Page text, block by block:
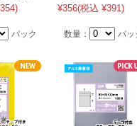
パック
¥356(税込 ¥391)
数量： パッ